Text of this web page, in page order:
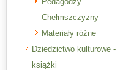
Chełmszczyzny
Materiały różne
Dziedzictwo kulturowe -
książki